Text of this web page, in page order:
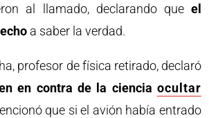
al llamado, declarando que el
a saber la verdad.
profesor de física retirado, declaró
en contra de la ciencia ocultar
que si el avión había entrado